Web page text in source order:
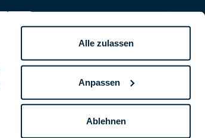
Alle zulassen
Anpassen
Ablehnen